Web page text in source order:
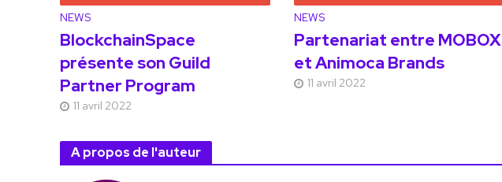
NEWS
BlockchainSpace
présente son Guild
Partner Program
11 avril 2022
NEWS
Partenariat entre MOBOX
et Animoca Brands
11 avril 2022
A propos de l'auteur